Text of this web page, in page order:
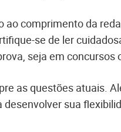
comprimento da
se de ler
seja em concursos
as questões atuais.
desenvolver sua